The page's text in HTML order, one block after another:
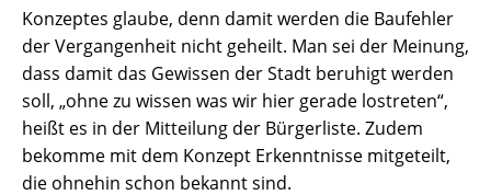
Konzeptes glaube, denn damit werden die Baufehler
der Vergangenheit nicht geheilt. Man sei der Meinung,
dass damit das Gewissen der Stadt beruhigt werden
soll, „ohne zu wissen was wir hier gerade lostreten“,
heißt es in der Mitteilung der Bürgerliste. Zudem
bekomme mit dem Konzept Erkenntnisse mitgeteilt,
die ohnehin schon bekannt sind.